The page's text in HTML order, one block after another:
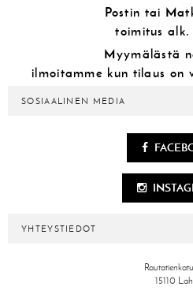
Postin tai
toimitus alk.
Myymälästä
ilmoitamme kun tilaus on
SOSIAALINEN MEDIA
YHTEYSTIEDOT
15110